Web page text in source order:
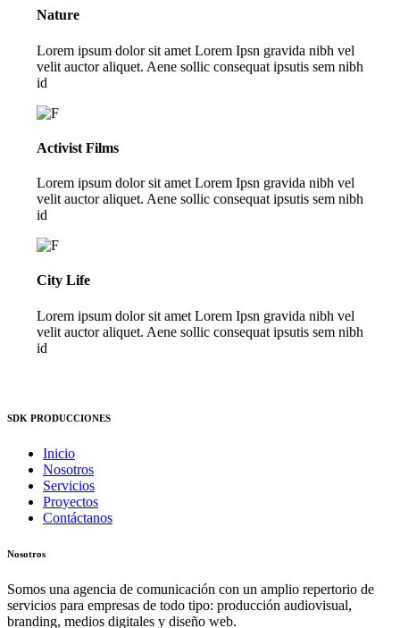
Nature
Lorem ipsum dolor sit amet Lorem Ipsn gravida nibh vel
velit auctor aliquet. Aene sollic consequat ipsutis sem nibh
id
Activist Films
Lorem ipsum dolor sit amet Lorem Ipsn gravida nibh vel
velit auctor aliquet. Aene sollic consequat ipsutis sem nibh
id
City Life
Lorem ipsum dolor sit amet Lorem Ipsn gravida nibh vel
velit auctor aliquet. Aene sollic consequat ipsutis sem nibh
id
SDK PRODUCCIONES
Inicio
Nosotros
Servicios
Proyectos
Contáctanos
Nosotros
Somos una agencia de comunicación con un amplio repertorio de
servicios para empresas de todo tipo: producción audiovisual,
branding, medios digitales y diseño web.